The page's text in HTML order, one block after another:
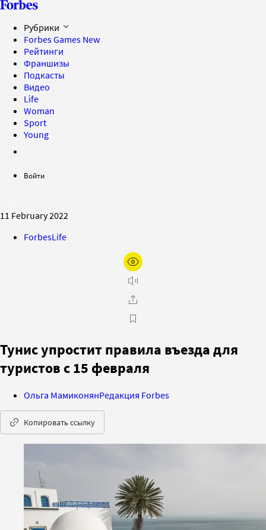
Рубрики
Forbes Games New
Рейтинги
Франшизы
Подкасты
Видео
Life
Woman
Sport
Young
Войти
11 February 2022
ForbesLife
Тунис упростит правила въезда для
туристов с 15 февраля
Ольга МамиконянРедакция Forbes
Копировать ссылку